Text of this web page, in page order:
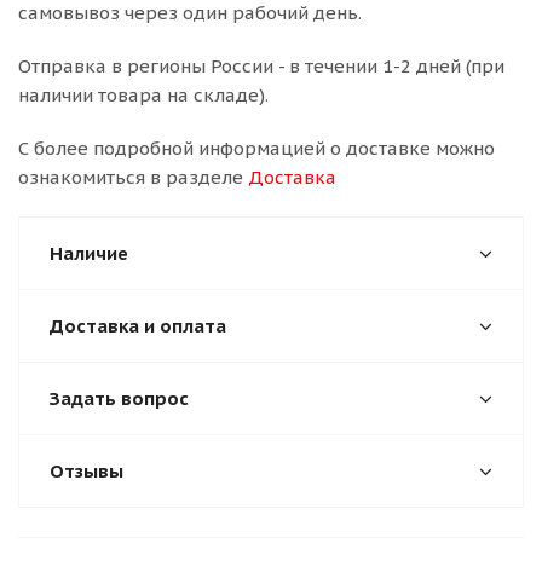
самовывоз через один рабочий день.
Отправка в регионы России - в течении 1-2 дней (при
наличии товара на складе).
С более подробной информацией о доставке можно
ознакомиться в разделе Доставка
Наличие
Доставка и оплата
Задать вопрос
Отзывы